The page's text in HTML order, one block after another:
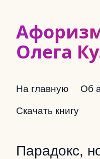
Олега
На главную Об
Скачать книгу
Парадокс,